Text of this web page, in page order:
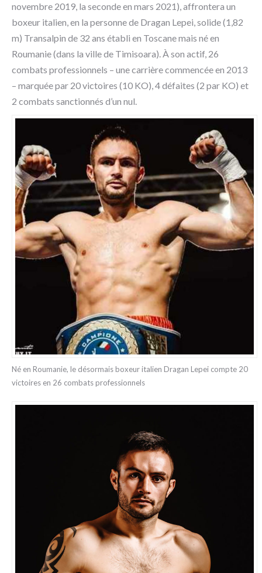
novembre 2019, la seconde en mars 2021), affrontera un
boxeur italien, en la personne de Dragan Lepei, solide (1,82
m) Transalpin de 32 ans établi en Toscane mais né en
Roumanie (dans la ville de Timisoara). À son actif, 26
combats professionnels – une carrière commencée en 2013
– marquée par 20 victoires (10 KO), 4 défaites (2 par KO) et
2 combats sanctionnés d’un nul.
Né en Roumanie, le désormais boxeur italien Dragan Lepei compte 20
victoires en 26 combats professionnels